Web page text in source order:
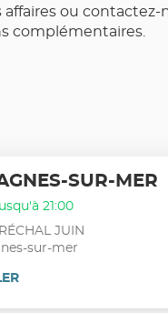
affaires ou contactez-
complémentaires.
SUR-MER
21:00
JUIN
sur-mer